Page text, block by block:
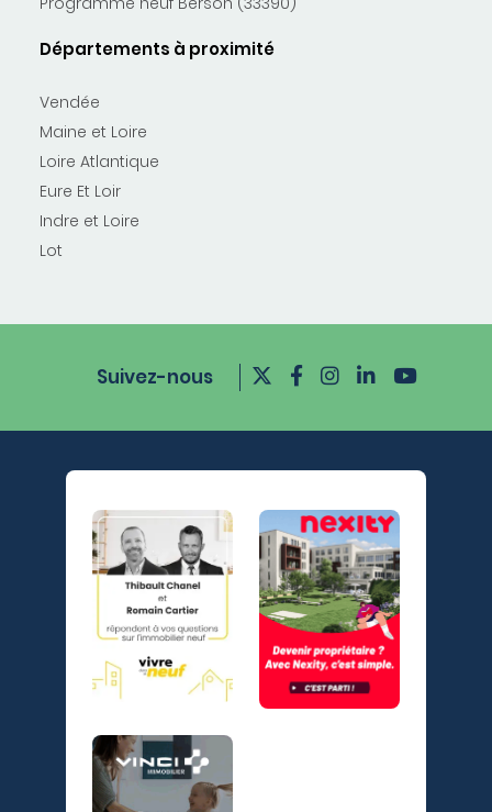
Départements à proximité
Vendée
Maine et Loire
Loire Atlantique
Eure Et Loir
Indre et Loire
Lot
Suivez-nous